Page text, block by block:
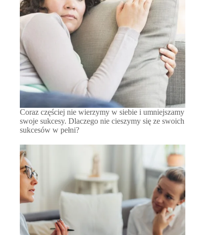
Coraz częściej nie wierzymy w siebie i umniejszamy
swoje sukcesy. Dlaczego nie cieszymy się ze swoich
sukcesów w pełni?